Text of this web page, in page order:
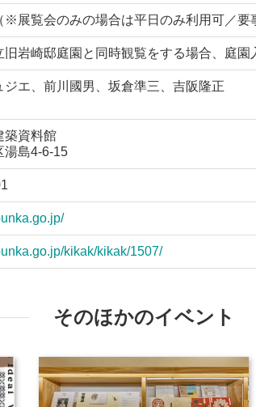
※展覧会のみの場合は平日のみ利用可／要
岩崎邸庭園と同時観覧をする場合、庭園
ジエ、前川國男、坂倉準三、吉阪隆正
築資料館
湯島4-6-15
kikak/kikak/1507/
そのほかのイベント